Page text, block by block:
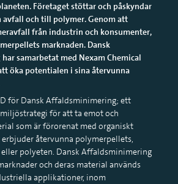
Företaget stöttar och påskyndar
och till polymer. Genom att
från industrin och konsumenter,
marknaden. Dansk
samarbetat med Nexam Chemical
öka potentialen i sina återvunna
för Dansk Affaldsminimering; ett
för att ta emot och
som är förorenat med organiskt
återvunna polymerpellets,
polyeten. Dansk Affaldsminimering
och deras material används
applikationer, inom